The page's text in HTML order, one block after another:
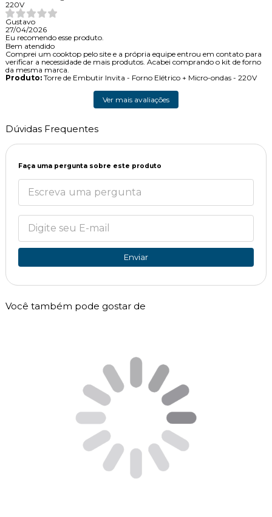
220V
Gustavo
27/04/2026
Eu recomendo esse produto.
Bem atendido
Comprei um cooktop pelo site e a própria equipe entrou em contato para
verificar a necessidade de mais produtos. Acabei comprando o kit de forno
da mesma marca.
Produto:Torre de Embutir Invita - Forno Elétrico + Micro-ondas - 220V
Ver mais avaliações
Dúvidas Frequentes
Faça uma pergunta sobre este produto
Enviar
Você também pode gostar de